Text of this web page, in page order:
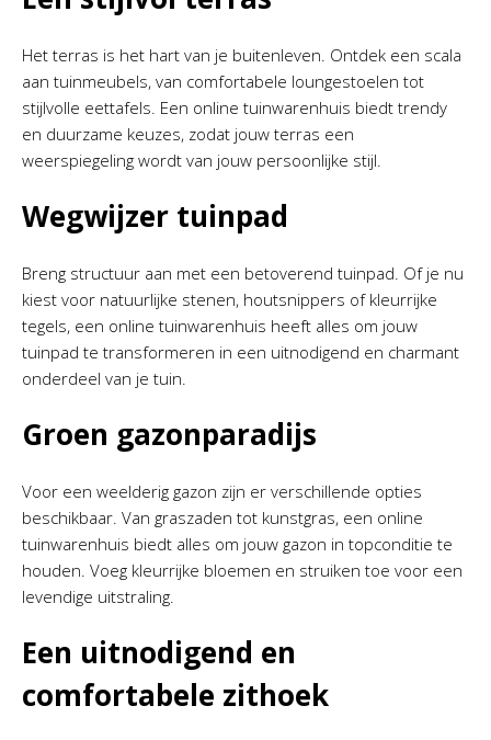
Het terras is het hart van je buitenleven. Ontdek een scala
aan tuinmeubels, van comfortabele loungestoelen tot
stijlvolle eettafels. Een online tuinwarenhuis biedt trendy
en duurzame keuzes, zodat jouw terras een
weerspiegeling wordt van jouw persoonlijke stijl.
Wegwijzer tuinpad
Breng structuur aan met een betoverend tuinpad. Of je nu
kiest voor natuurlijke stenen, houtsnippers of kleurrijke
tegels, een online tuinwarenhuis heeft alles om jouw
tuinpad te transformeren in een uitnodigend en charmant
onderdeel van je tuin.
Groen gazonparadijs
Voor een weelderig gazon zijn er verschillende opties
beschikbaar. Van graszaden tot kunstgras, een online
tuinwarenhuis biedt alles om jouw gazon in topconditie te
houden. Voeg kleurrijke bloemen en struiken toe voor een
levendige uitstraling.
Een uitnodigend en
comfortabele zithoek